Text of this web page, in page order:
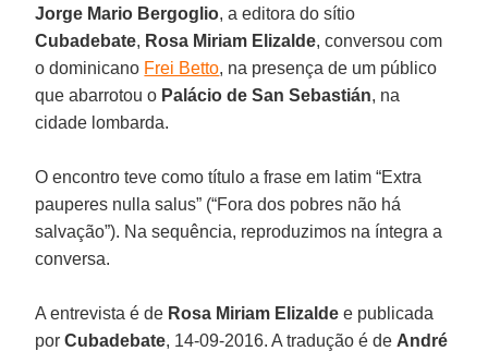
Jorge Mario Bergoglio, a editora do sítio
Cubadebate, Rosa Miriam Elizalde, conversou com
o dominicano Frei Betto, na presença de um público
que abarrotou o Palácio de San Sebastián, na
cidade lombarda.
O encontro teve como título a frase em latim “Extra
pauperes nulla salus” (“Fora dos pobres não há
salvação”). Na sequência, reproduzimos na íntegra a
conversa.
A entrevista é de Rosa Miriam Elizalde e publicada
porCubadebate, 14-09-2016. A tradução é de André